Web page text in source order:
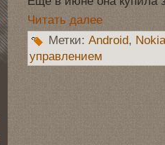
Читать далее
Метки: Android, Nokia
управлением